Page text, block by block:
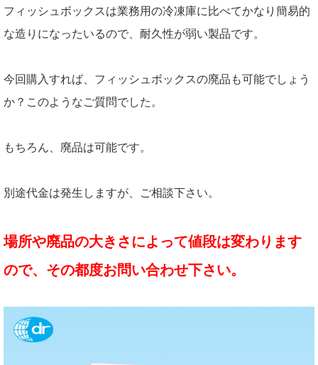
フィッシュボックスは業務用の冷凍庫に比べてかなり簡易的
な造りになったいるので、耐久性が弱い製品です。
今回購入すれば、フィッシュボックスの廃品も可能でしょう
か？このようなご質問でした。
もちろん、廃品は可能です。
別途代金は発生しますが、ご相談下さい。
場所や廃品の大きさによって値段は変わります
ので、その都度お問い合わせ下さい。